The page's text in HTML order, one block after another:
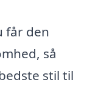
får den
så
stil til